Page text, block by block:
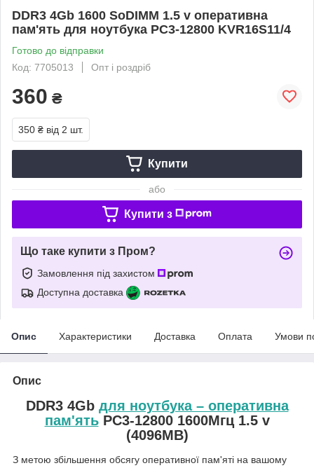
DDR3 4Gb 1600 SoDIMM 1.5 v оперативна
пам'ять для ноутбука PC3-12800 KVR16S11/4
Готово до відправки
Код: 7705013
Опт і роздріб
360 ₴
350 ₴ від 2 шт.
Купити
або
Купити з
Що таке купити з Пром?
Замовлення під захистом
Доступна доставка
Опис Характеристики Доставка Оплата Умови
Опис
DDR3 4Gb для ноутбука – оперативна
пам'ятьPC3-12800 1600Мгц 1.5 v
(4096MB)
З метою збільшення обсягу оперативної пам'яті на вашому